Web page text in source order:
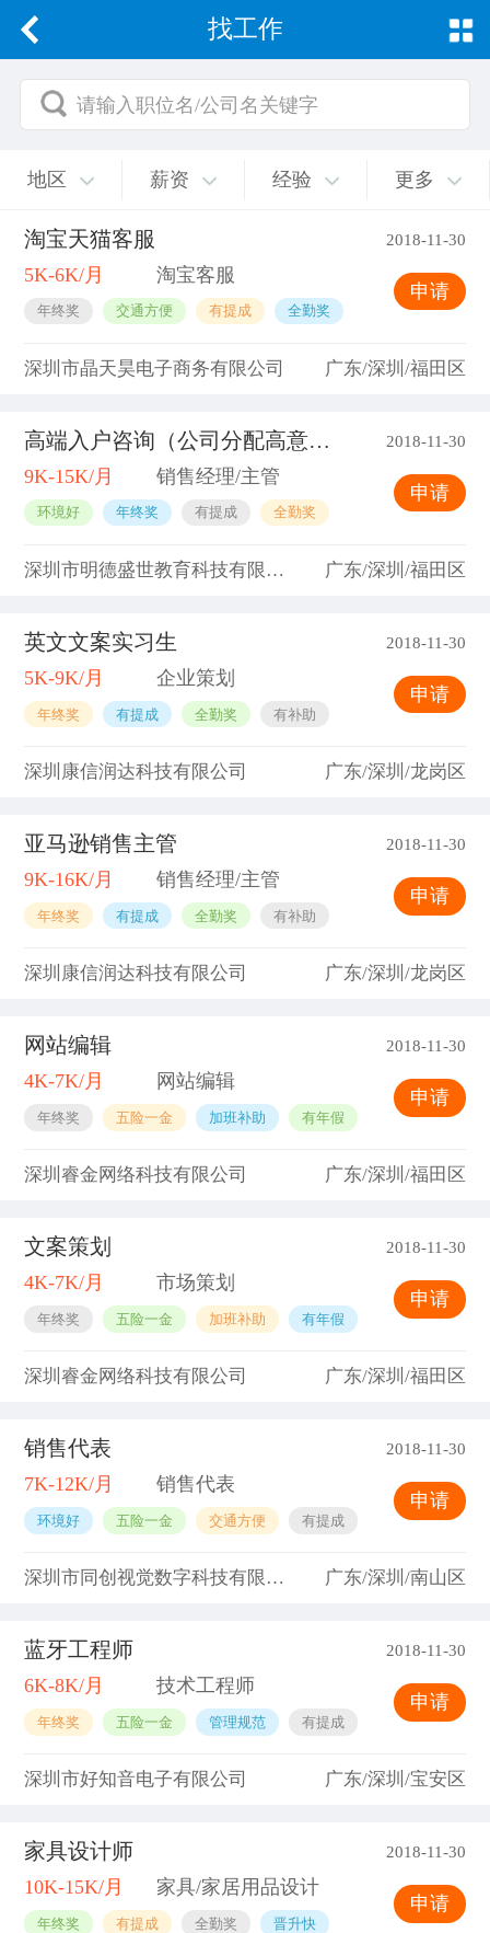
找工作
请输入职位名/公司名关键字
地区 薪资 经验 更多
淘宝天猫客服 2018-11-30
5K-6K/月 淘宝客服
年终奖 交通方便 有提成 全勤奖
申请
深圳市晶天昊电子商务有限公司 广东/深圳/福田区
高端入户咨询（公司分配高意向客户) 2018-11-30
9K-15K/月 销售经理/主管
环境好 年终奖 有提成 全勤奖
申请
深圳市明德盛世教育科技有限公司 广东/深圳/福田区
英文文案实习生 2018-11-30
5K-9K/月 企业策划
年终奖 有提成 全勤奖 有补助
申请
深圳康信润达科技有限公司 广东/深圳/龙岗区
亚马逊销售主管 2018-11-30
9K-16K/月 销售经理/主管
年终奖 有提成 全勤奖 有补助
申请
深圳康信润达科技有限公司 广东/深圳/龙岗区
网站编辑 2018-11-30
4K-7K/月 网站编辑
年终奖 五险一金 加班补助 有年假
申请
深圳睿金网络科技有限公司 广东/深圳/福田区
文案策划 2018-11-30
4K-7K/月 市场策划
年终奖 五险一金 加班补助 有年假
申请
深圳睿金网络科技有限公司 广东/深圳/福田区
销售代表 2018-11-30
7K-12K/月 销售代表
环境好 五险一金 交通方便 有提成
申请
深圳市同创视觉数字科技有限公司 广东/深圳/南山区
蓝牙工程师 2018-11-30
6K-8K/月 技术工程师
年终奖 五险一金 管理规范 有提成
申请
深圳市好知音电子有限公司 广东/深圳/宝安区
家具设计师 2018-11-30
10K-15K/月 家具/家居用品设计
年终奖 有提成 全勤奖 晋升快
申请